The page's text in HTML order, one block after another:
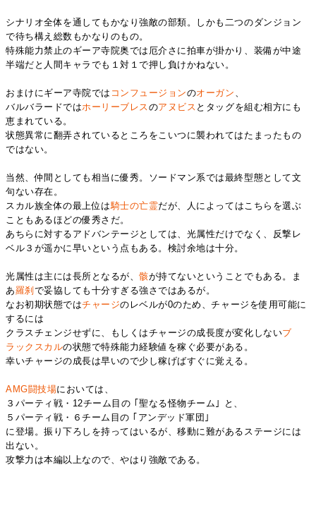
シナリオ全体を通してもかなり強敵の部類。しかも二つのダンジョン
で待ち構え総数もかなりのもの。
特殊能力禁止のギーア寺院奥では厄介さに拍車が掛かり、装備が中途
半端だと人間キャラでも１対１で押し負けかねない。
おまけにギーア寺院では コンフュージョンのオーガン
バルバラードではホーリーブレス のアヌビス とタッグを組む相方にも
恵まれている。
状態異常に翻弄されているところをこいつに襲われてはたまったもの
ではない。
当然、仲間としても相当に優秀。ソードマン系では最終型態として文
句ない存在。
スカル族全体の最上位は騎士の亡霊だが、人によってはこちらを選ぶ
こともあるほどの優秀さだ。
あちらに対するアドバンテージとしては、光属性だけでなく、反撃レ
ベル３が遥かに早いという点もある。検討余地は十分。
光属性は主には長所となるが、骸が持てないということでもある。ま
あ羅刹 で妥協しても十分すぎる強さではあるが。
なお初期状態ではチャージのレベルが0のため、チャージを使用可能に
するには
クラスチェンジせずに、もしくはチャージの成長度が変化しないブ
ラックスカルの状態で特殊能力経験値を稼ぐ必要がある。
幸いチャージの成長は早いので少し稼げばすぐに覚える。
AMG闘技場においては、
３パーティ戦・12チーム目の ｢聖なる怪物チーム｣ と、
５パーティ戦・６チーム目の ｢アンデッド軍団｣
に登場。振り下ろしを持ってはいるが、移動に難があるステージには
出ない。
攻撃力は本編以上なので、やはり強敵である。